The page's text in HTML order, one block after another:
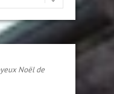
Noël de